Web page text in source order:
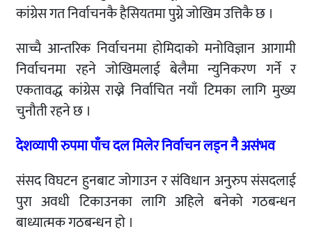
कांग्रेस गत निर्वाचनकै हैसियतमा पुग्ने जोखिम उत्तिकै छ ।
साच्चै आन्तरिक निर्वाचनमा होमिदाको मनोविज्ञान आगामी
निर्वाचनमा रहने जोखिमलाई बेलैमा न्युनिकरण गर्ने र
एकतावद्ध कांग्रेस राख्ने निर्वाचित नयाँ टिमका लागि मुख्य
चुनौती रहने छ ।
देशव्यापी रुपमा पाँच दल मिलेर निर्वाचन लड्न नै असंभव
संसद विघटन हुनबाट जोगाउन र संविधान अनुरुप संसदलाई
पुरा अवधी टिकाउनका लागि अहिले बनेको गठबन्धन
बाध्यात्मक गठबन्धन हो ।